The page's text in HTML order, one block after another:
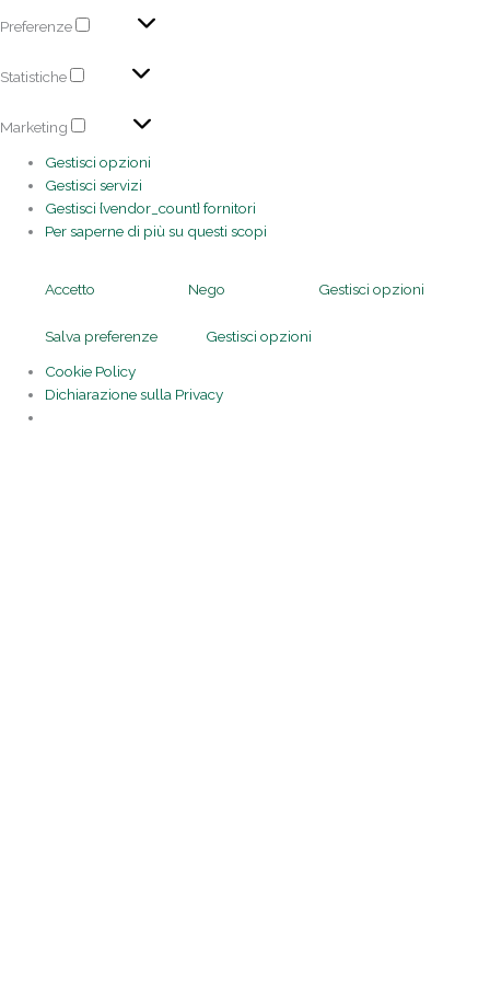
Preferenze
Statistiche
Marketing
Gestisci opzioni
Gestisci servizi
Gestisci {vendor_count} fornitori
Per saperne di più su questi scopi
Accetto Nego Gestisci opzioni
Salva preferenze
Gestisci opzioni
Cookie Policy
Dichiarazione sulla Privacy